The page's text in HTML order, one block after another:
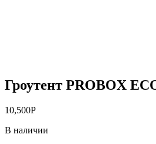
Гроутент PROBOX
10,500Р
В наличии